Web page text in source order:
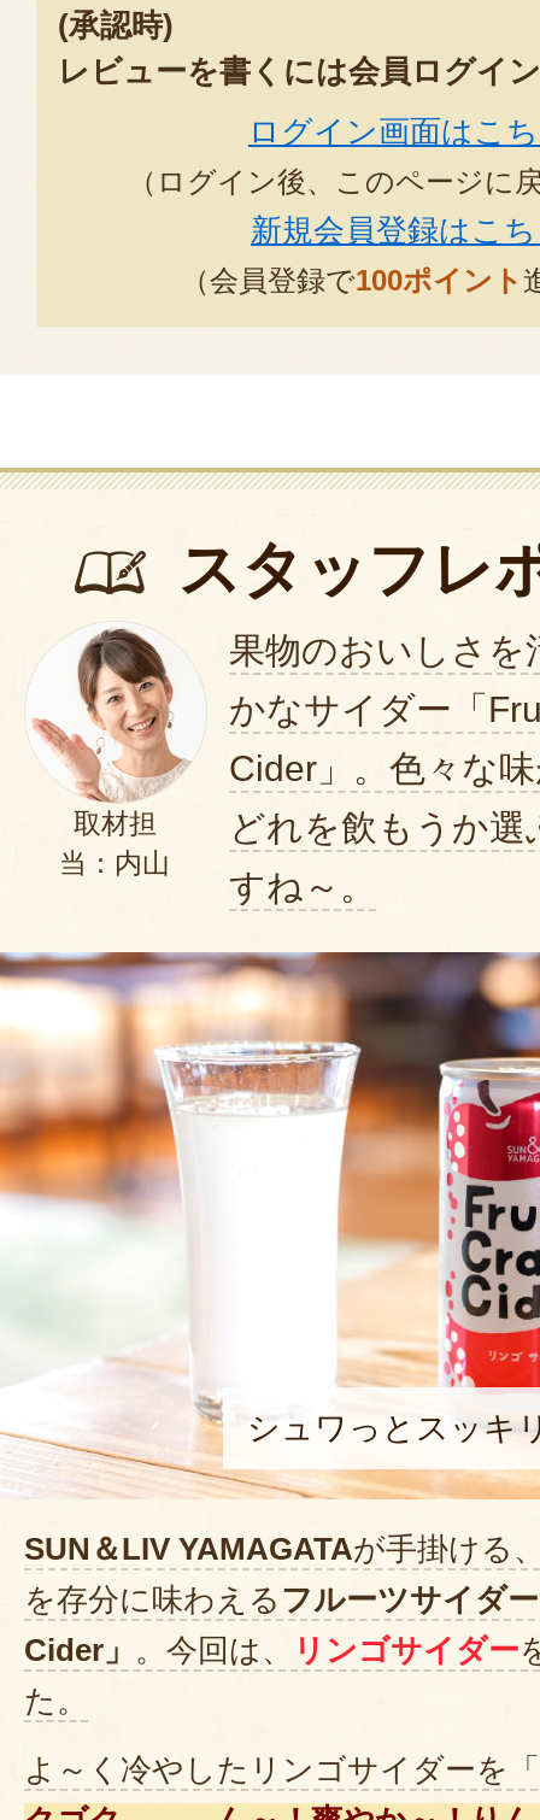
(承認時)
レビューを書くには会員ログイ
ログイン画面はこ
（ログイン後、このページに
新規会員登録はこ
（会員登録で100ポイント
スタッフレ
取材担
当：内山
果物のおいしさを
かなサイダー「
Cider」。色々な
どれを飲もうか
すね～。
シュワっとスッキ
SUN＆LIV YAMAGATAが手掛ける
を存分に味わえる フルーツサイダ
Cider」
。今回は、 リンゴサイダー
た。
よ～く冷やしたリンゴサイダーを